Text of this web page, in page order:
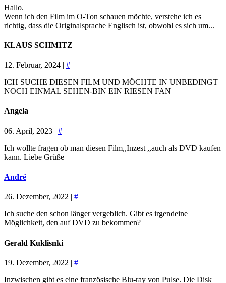
Hallo.
Wenn ich den Film im O-Ton schauen möchte, verstehe ich es
richtig, dass die Originalsprache Englisch ist, obwohl es sich um...
KLAUS SCHMITZ
12. Februar, 2024 | #
ICH SUCHE DIESEN FILM UND MÖCHTE IN UNBEDINGT
NOCH EINMAL SEHEN-BIN EIN RIESEN FAN
Angela
06. April, 2023 | #
Ich wollte fragen ob man diesen Film,,Inzest ,,auch als DVD kaufen
kann. Liebe Grüße
André
26. Dezember, 2022 | #
Ich suche den schon länger vergeblich. Gibt es irgendeine
Möglichkeit, den auf DVD zu bekommen?
Gerald Kuklisnki
19. Dezember, 2022 | #
Inzwischen gibt es eine französische Blu-ray von Pulse. Die Disk